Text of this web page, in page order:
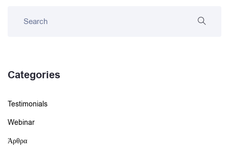
Categories
Testimonials
Webinar
Άρθρα